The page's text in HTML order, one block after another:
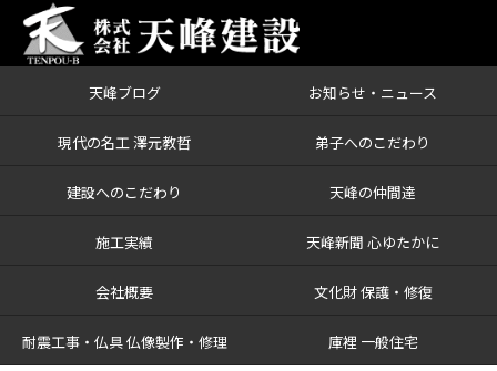
天峰ブログ お知らせ・ニュース
現代の名工 澤元教哲 弟子へのこだわり
建設へのこだわり 天峰の仲間達
施工実績 天峰新聞 心ゆたかに
会社概要 文化財 保護・修復
耐震工事・仏具 仏像製作・修理 庫裡 一般住宅
ブログ 材木出し